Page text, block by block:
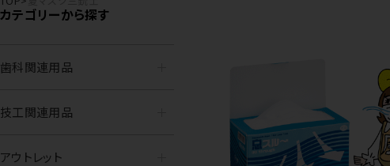
カテゴリーから探す
歯科関連用品
技工関連用品
アウトレット